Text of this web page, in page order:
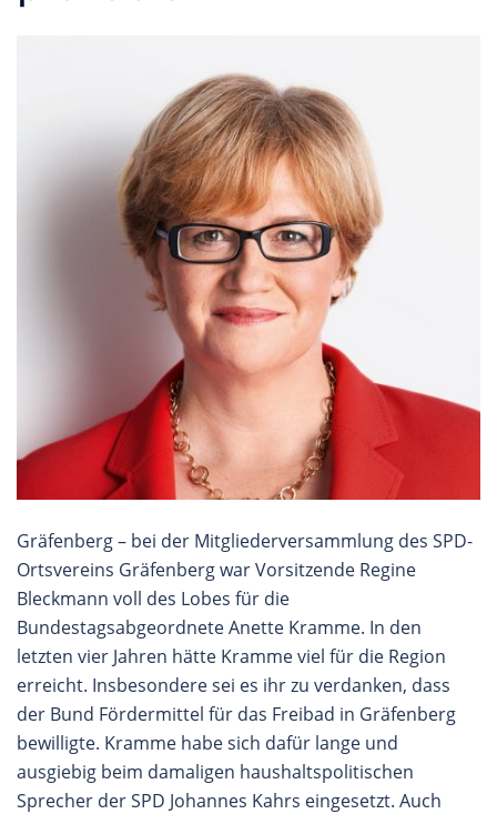
Gräfenberg – bei der Mitgliederversammlung des SPD-
Ortsvereins Gräfenberg war Vorsitzende Regine
Bleckmann voll des Lobes für die
Bundestagsabgeordnete Anette Kramme. In den
letzten vier Jahren hätte Kramme viel für die Region
erreicht. Insbesondere sei es ihr zu verdanken, dass
der Bund Fördermittel für das Freibad in Gräfenberg
bewilligte. Kramme habe sich dafür lange und
ausgiebig beim damaligen haushaltspolitischen
Sprecher der SPD Johannes Kahrs eingesetzt. Auch